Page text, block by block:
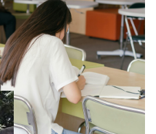
de l’enseignement
d’un système
au superfétatoire, voire à…